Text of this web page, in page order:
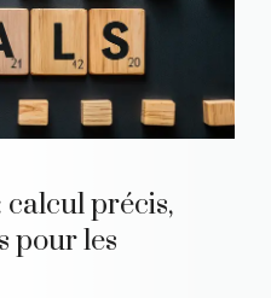
précis,
pour les